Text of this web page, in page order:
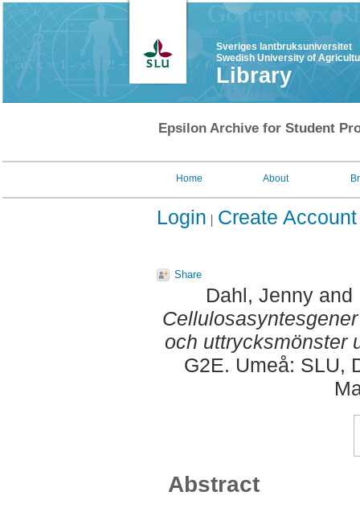
Sveriges lantbruksuniversitet
Swedish University of
Library
Epsilon Archive for Student
Home About
Login Create Account
Share
Dahl, Jenny and
och uttrycksmönster
G2E. Umeå: SLU,
Abstract